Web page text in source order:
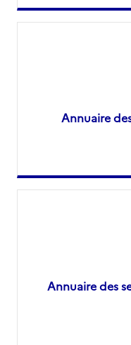
Annuaire
Annuaire des